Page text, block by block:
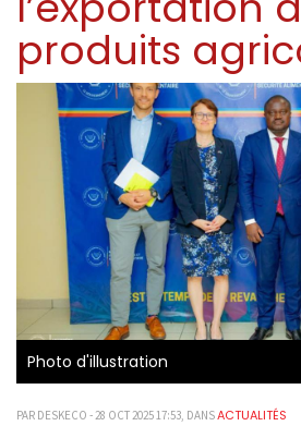
produits
Photo d'illustration
PAR DESKECO - 28 OCT 2025 17:53, DANSACTUALITÉS